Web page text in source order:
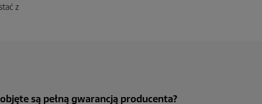
z
są pełną gwarancją producenta?